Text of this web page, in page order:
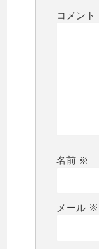
コメント
名前 ※
メール ※